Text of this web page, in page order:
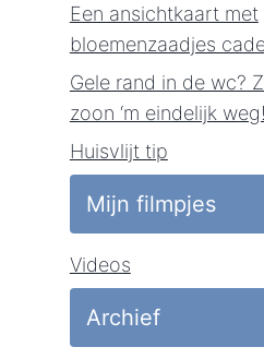
Een ansichtkaart met
bloemenzaadjes
Gele rand in de wc?
zoon ‘m eindelijk weg!
Huisvlijt tip
Mijn filmpjes
Videos
Archief